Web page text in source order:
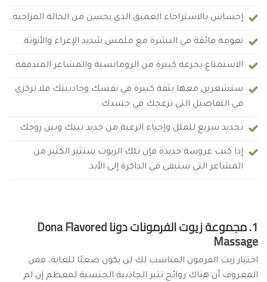
إحساس بالاستراخاء العميق الذي يحسن من الحالة المزاجية.
نعومة فائقة في البشرة مع ملمس شديد الإغراء والأنوثة.
الاستمتاع بجرعة كبيرة من الرومانسية والمشاعر المتدفقة.
ستشعرين معها بثقة كبيرة في نفسك وجاذبيتك فلا تركزي
في التفاصيل التي تزعجك في جسدك.
تجديد سريع للملل وإحياء الرغبة من جديد بينك وبين زوجك.
إذا كنت عروسة جديدة فإن تلك الزيوت ستثير الكثير من
المشاعر التي ستبقى في الذاكرة إلى الأبد.
1. مجموعة زيوت الفرمونات دونا Dona Flavored
Massage
اختيار زيت الفرمون المناسب لك لن يكون صعبًا للغاية، فمن
المعروف أن هناك روائح تثير الجاذبية الجنسية لمعظم إن لم